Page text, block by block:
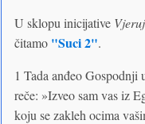
U sklopu inicijative
čitamo "Suci 2".
1 Tada anđeo
reče: »Izveo sam vas iz
koju se zakleh ocima